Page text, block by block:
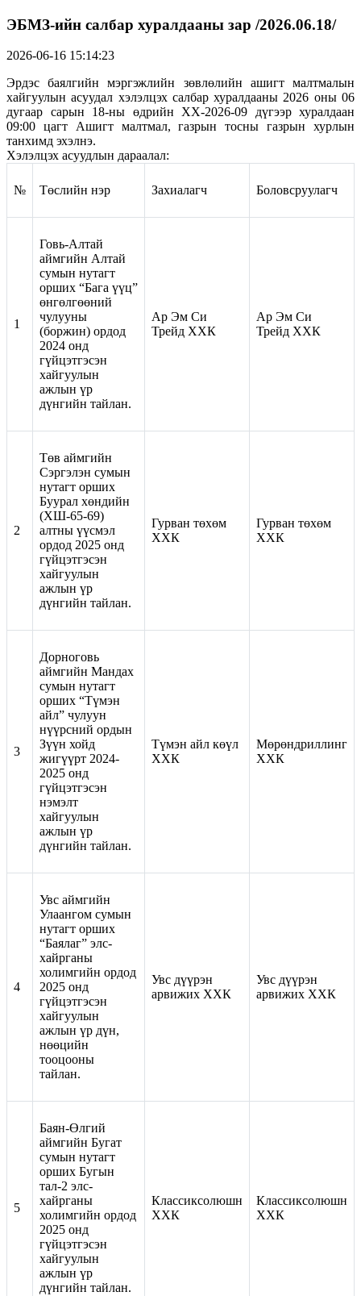
ЭБМЗ-ийн салбар хуралдааны зар /2026.06.18/
2026-06-16 15:14:23
Эрдэс баялгийн мэргэжлийн зөвлөлийн ашигт малтмалын
хайгуулын асуудал хэлэлцэх салбар хуралдааны 2026 оны 06
дугаар сарын 18-ны өдрийн ХХ-2026-09 дүгээр хуралдаан
09:00 цагт Ашигт малтмал, газрын тосны газрын хурлын
танхимд эхэлнэ.
Хэлэлцэх асуудлын дараалал:
№ Төслийн нэр Захиалагч Боловсруулагч
1
Говь-Алтай
аймгийн Алтай
сумын нутагт
орших “Бага үүц”
өнгөлгөөний
чулууны
(боржин) ордод
2024 онд
гүйцэтгэсэн
хайгуулын
ажлын үр
дүнгийн тайлан.
Ар Эм Си
Трейд ХХК
Ар Эм Си
Трейд ХХК
2
Төв аймгийн
Сэргэлэн сумын
нутагт орших
Буурал хөндийн
(ХШ-65-69)
алтны үүсмэл
ордод 2025 онд
гүйцэтгэсэн
хайгуулын
ажлын үр
дүнгийн тайлан.
Гурван төхөм
ХХК
Гурван төхөм
ХХК
3
Дорноговь
аймгийн Мандах
сумын нутагт
орших “Түмэн
айл” чулуун
нүүрсний ордын
Зүүн хойд
жигүүрт 2024-
2025 онд
гүйцэтгэсэн
нэмэлт
хайгуулын
ажлын үр
дүнгийн тайлан.
Түмэн айл көүл
ХХК
Мөрөндриллинг
ХХК
4
Увс аймгийн
Улаангом сумын
нутагт орших
“Баялаг” элс-
хайрганы
холимгийн ордод
2025 онд
гүйцэтгэсэн
хайгуулын
ажлын үр дүн,
нөөцийн
тооцооны
тайлан.
Увс дүүрэн
арвижих ХХК
Увс дүүрэн
арвижих ХХК
5
Баян-Өлгий
аймгийн Бугат
сумын нутагт
орших Бугын
тал-2 элс-
хайрганы
холимгийн ордод
2025 онд
гүйцэтгэсэн
хайгуулын
ажлын үр
дүнгийн тайлан.
Классиксолюшн
ХХК
Классиксолюшн
ХХК